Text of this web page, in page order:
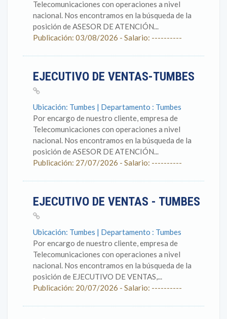
Telecomunicaciones con operaciones a nivel
nacional. Nos encontramos en la búsqueda de la
posición de ASESOR DE ATENCIÓN...
Publicación: 03/08/2026 - Salario: ----------
EJECUTIVO DE VENTAS-TUMBES
Ubicación: Tumbes | Departamento : Tumbes
Por encargo de nuestro cliente, empresa de
Telecomunicaciones con operaciones a nivel
nacional. Nos encontramos en la búsqueda de la
posición de ASESOR DE ATENCIÓN...
Publicación: 27/07/2026 - Salario: ----------
EJECUTIVO DE VENTAS - TUMBES
Ubicación: Tumbes | Departamento : Tumbes
Por encargo de nuestro cliente, empresa de
Telecomunicaciones con operaciones a nivel
nacional. Nos encontramos en la búsqueda de la
posición de EJECUTIVO DE VENTAS,...
Publicación: 20/07/2026 - Salario: ----------